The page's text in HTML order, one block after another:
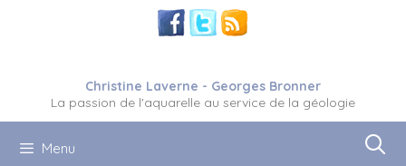
Christine Laverne - Georges Bronner
La passion de l'aquarelle au service de la géologie
Menu